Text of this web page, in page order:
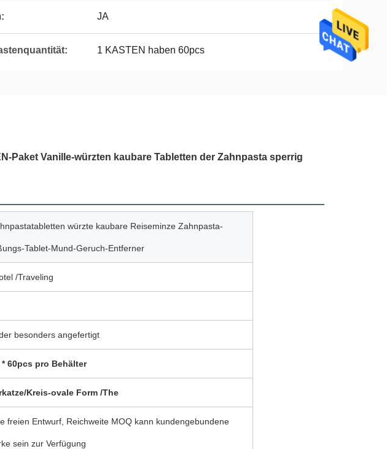
JA
1 KASTEN haben 60pcs
Paket Vanille-würzten kaubare Tabletten der Zahnpasta sperrig
würzte kaubare Reiseminze Zahnpasta-
Tablet-Mund-Geruch-Entferner
/Traveling
besonders angefertigt
60pcs pro Behälter
Kreis-ovale Form /The
freien Entwurf, Reichweite MOQ kann kundengebundene
sein zur Verfügung